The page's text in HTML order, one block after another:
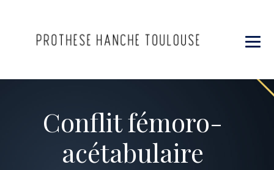
Conflit fémoro-
acétabulaire